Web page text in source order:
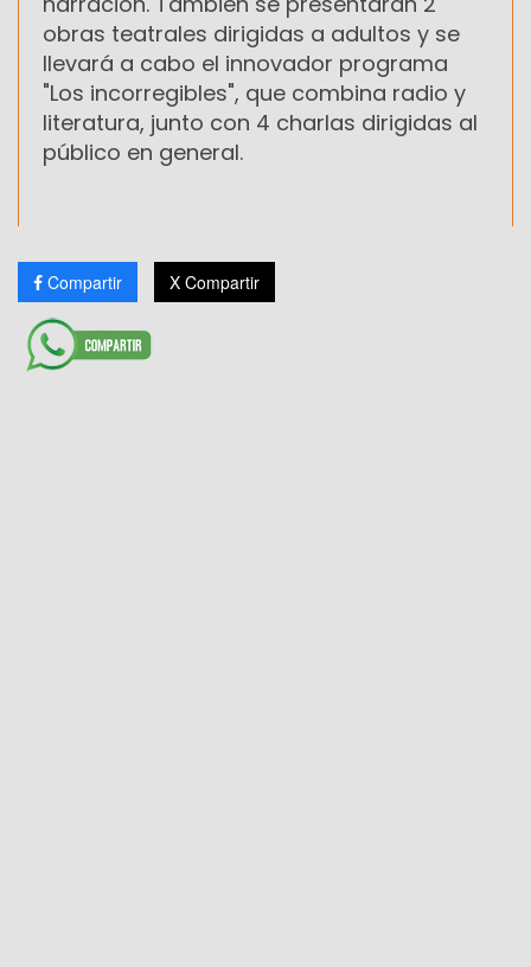
obras teatrales dirigidas a adultos y se
llevará a cabo el innovador programa
"Los incorregibles", que combina radio y
literatura, junto con 4 charlas dirigidas al
público en general.
Compartir X Compartir